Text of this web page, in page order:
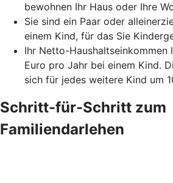
bewohnen Ihr Haus oder Ihre
Sie sind ein Paar oder
einem Kind, für das Sie
Ihr Netto-
Euro pro Jahr bei einem Kind.
sich für jedes weitere Kind um
Schritt-für-Schritt zum
Familiendarlehen